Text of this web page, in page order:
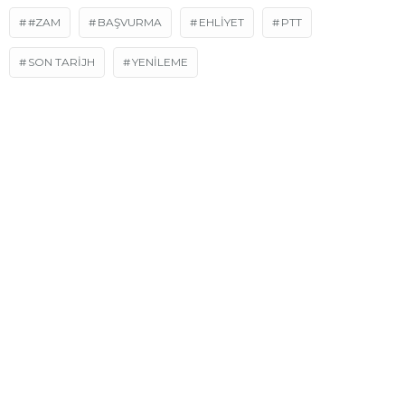
#ZAM BAŞVURMA EHLIYET PTT
SON TARİJH YENILEME